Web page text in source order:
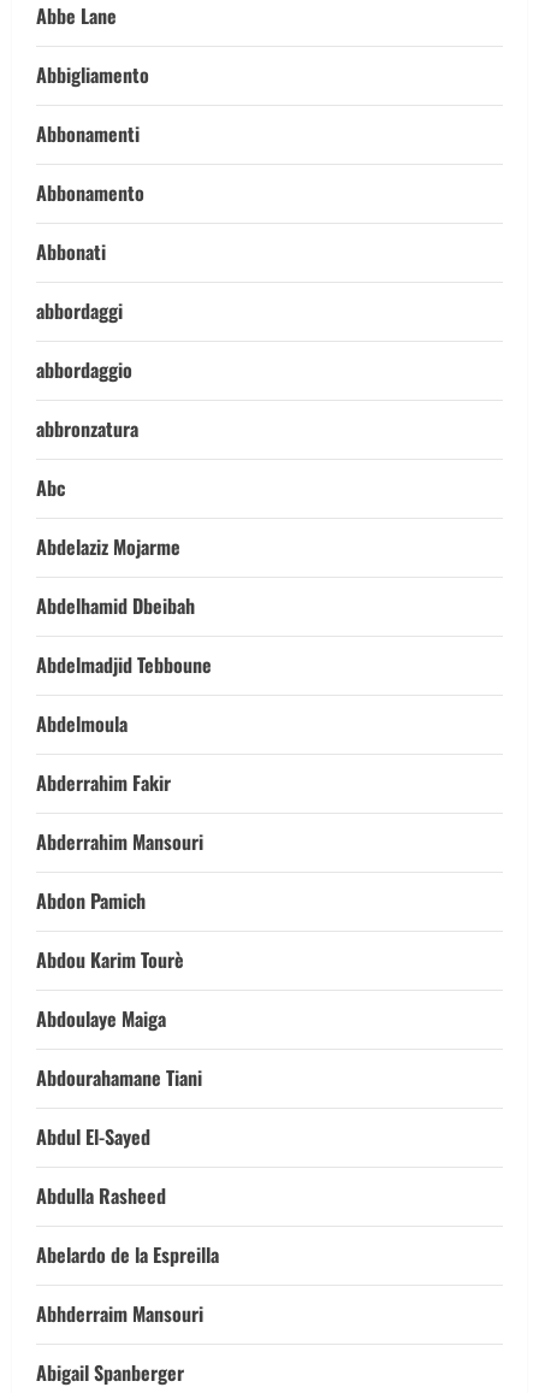
Abbe Lane
Abbigliamento
Abbonamenti
Abbonamento
Abbonati
abbordaggi
abbordaggio
abbronzatura
Abc
Abdelaziz Mojarme
Abdelhamid Dbeibah
Abdelmadjid Tebboune
Abdelmoula
Abderrahim Fakir
Abderrahim Mansouri
Abdon Pamich
Abdou Karim Tourè
Abdoulaye Maiga
Abdourahamane Tiani
Abdul El-Sayed
Abdulla Rasheed
Abelardo de la Espreilla
Abhderraim Mansouri
Abigail Spanberger